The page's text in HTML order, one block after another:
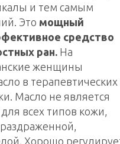
и тем самым
Это мощный
средство
ран. На
женщины
в терапевтических
Масло не является
всех типов кожи,
Хорошо